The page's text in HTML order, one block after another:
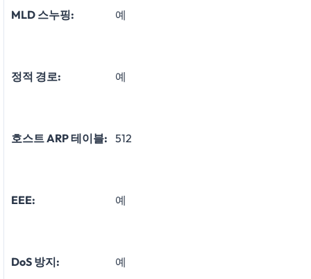
MLD 스누핑: 예
정적 경로: 예
호스트 ARP 테이블: 512
EEE: 예
DoS 방지: 예